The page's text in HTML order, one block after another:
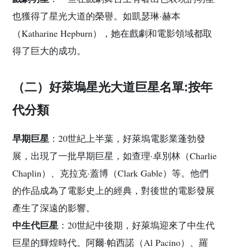
也獲得了星光大道的榮譽。如凱瑟琳·赫本
（Katharine Hepburn），她在戲劇和電影領域都取
得了巨大的成功。
（二）好萊塢星光大道巨星名單:按年
代分類
早期巨星 ：20世紀上半葉，好萊塢電影業蓬勃發
展，出現了一批早期巨星，如查理·卓別林（Charlie
Chaplin）、克拉克·蓋博（Clark Gable）等。他們
的作品成為了電影史上的經典，對後世的電影發展
產生了深遠的影響。
中生代巨星 ：20世紀中後期，好萊塢迎來了中生代
巨星的輝煌時代。阿爾·帕西諾（Al Pacino）、羅